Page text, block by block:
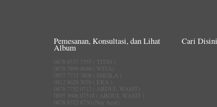
Pemesanan, Konsultasi, dan Lihat
Album
0878 8537 7555 ( TITIN )
0878 7899 4040 ( WITA)
0857 7733 3808 ( SHEILA )
0812 8620 3076 ( EKA )
0878 7752 0712 ( ABDUL WASIT)
0895 3606 07518 ( ABDUL WASIT )
0878 8372 8730 (Nur Aeni)
Cari